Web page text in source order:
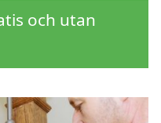
och utan